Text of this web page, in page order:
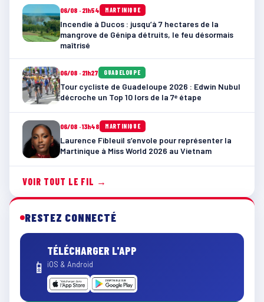
06/08 · 21h54 MARTINIQUE
Incendie à Ducos : jusqu’à 7 hectares de la
mangrove de Génipa détruits, le feu désormais
maîtrisé
06/08 · 21h27 GUADELOUPE
Tour cycliste de Guadeloupe 2026 : Edwin Nubul
décroche un Top 10 lors de la 7ᵉ étape
06/08 · 13h48 MARTINIQUE
Laurence Fibleuil s’envole pour représenter la
Martinique à Miss World 2026 au Vietnam
VOIR TOUT LE FIL →
RESTEZ CONNECTÉ
📱
TÉLÉCHARGER L'APP
iOS & Android